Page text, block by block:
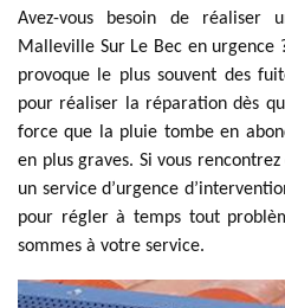
Avez-vous besoin de réaliser
Malleville Sur Le Bec en urgence
provoque le plus souvent des
pour réaliser la réparation dès
force que la pluie tombe en
en plus graves. Si vous
un service d’urgence
pour régler à temps tout
sommes à votre service.